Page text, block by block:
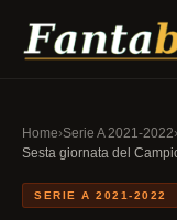
Home›Serie A 2021-2022›
Sesta giornata del
SERIE A 2021-2022